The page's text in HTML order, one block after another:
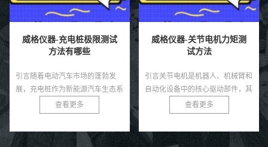
威格仪器-充电桩极限测试
方法有哪些
引言随着电动汽车市场的蓬勃发
展，充电桩作为新能源汽车生态系
统的核心基础设施，其性能和可靠
性直接影响用户体验和电网安全。
查看更多
威格仪器-关节电机力矩测
试方法
引言关节电机是机器人、机械臂和
自动化设备中的核心驱动部件，其
力矩输出直接决定了系统的运动精
度、负载能力和稳定性。无论是工
节...
查看更多